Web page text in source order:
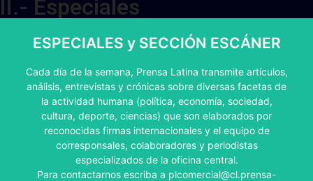
II.- Especiales
ESPECIALES y SECCIÓN ESCÁNER
Cada día de la semana, Prensa Latina transmite artículos,
análisis, entrevistas y crónicas sobre diversas facetas de
la actividad humana (política, economía, sociedad,
cultura, deporte, ciencias) que son elaborados por
reconocidas firmas internacionales y el equipo de
corresponsales, colaboradores y periodistas
especializados de la oficina central.
Para contactarnos escriba a plcomercial@cl.prensa-
CONTENIDO ESPECIALES
Especiales sobre política y economía, cultura, ,deporte,
ciencias, sobre temas de Cuba, Crónicas , Escáner
CREAR CORREO